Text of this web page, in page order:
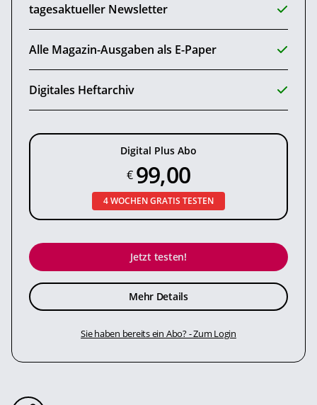
tagesaktueller Newsletter
Alle Magazin-Ausgaben als E-Paper
Digitales Heftarchiv
Digital Plus Abo
€ 99,00
4 WOCHEN GRATIS TESTEN
Jetzt testen!
Mehr Details
Sie haben bereits ein Abo? - Zum Login